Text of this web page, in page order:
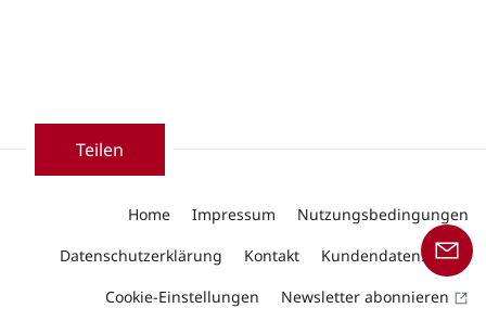
Teilen
Home Impressum
Nutzungsbedingungen
Datenschutzerklärung
Kontakt
Kundendatenschutz
Cookie-Einstellungen
Newsletter abonnieren